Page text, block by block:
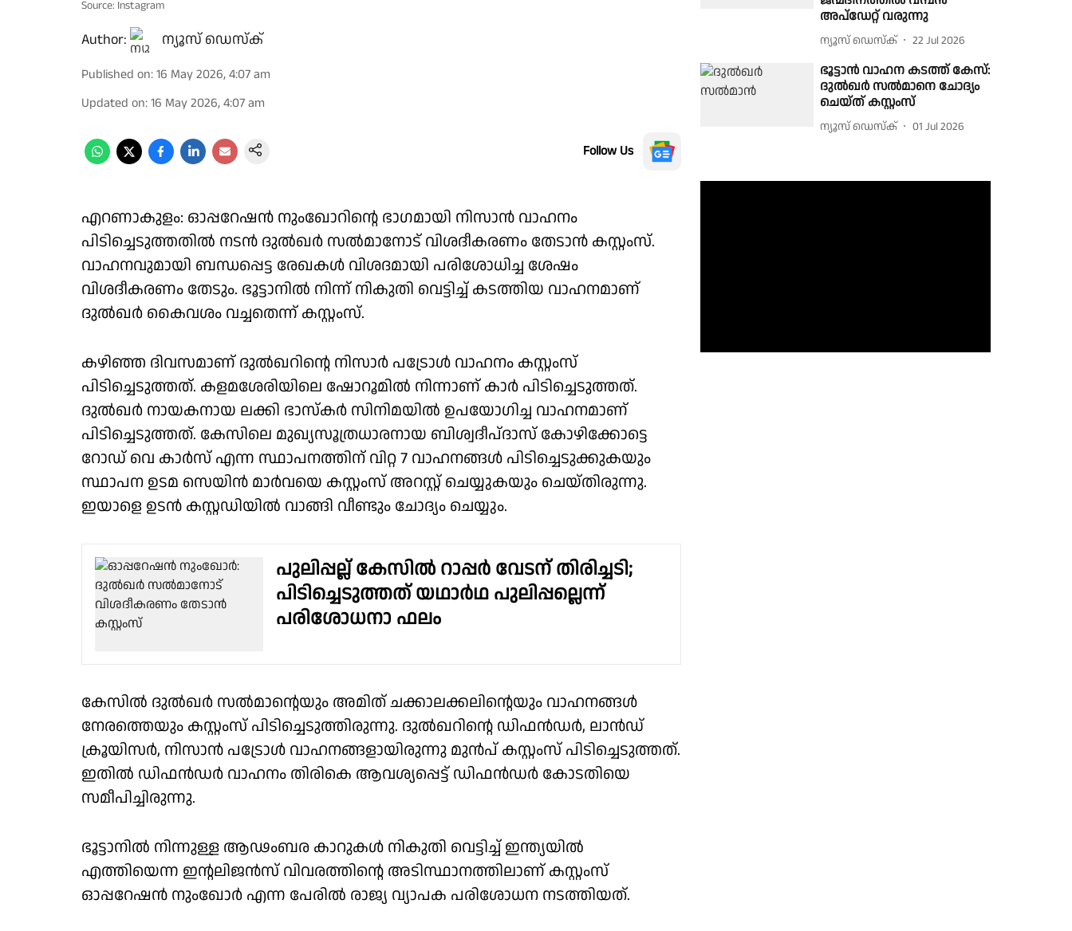
Source: Instagram
Author: ന്യൂസ് ഡെസ്ക്
Published on:16 May 2026, 4:07 am
Updated on:16 May 2026, 4:07 am
Follow Us
എറണാകുളം: ഓപ്പറേഷൻ നുംഖോറിന്റെ ഭാഗമായി നിസാൻ വാഹനം
പിടിച്ചെടുത്തതിൽ നടൻ ദുൽഖർ സൽമാനോട് വിശദീകരണം തേടാൻ കസ്റ്റംസ്.
വാഹനവുമായി ബന്ധപ്പെട്ട രേഖകൾ വിശദമായി പരിശോധിച്ച ശേഷം
വിശദീകരണം തേടും. ഭൂട്ടാനിൽ നിന്ന് നികുതി വെട്ടിച്ച് കടത്തിയ വാഹനമാണ്
ദുൽഖർ കൈവശം വച്ചതെന്ന് കസ്റ്റംസ്.
കഴിഞ്ഞ ദിവസമാണ് ദുൽഖറിൻ്റെ നിസാർ പട്രോൾ വാഹനം കസ്റ്റംസ്
പിടിച്ചെടുത്തത്. കളമശേരിയിലെ ഷോറൂമിൽ നിന്നാണ് കാർ പിടിച്ചെടുത്തത്.
ദുൽഖർ നായകനായ ലക്കി ഭാസ്കർ സിനിമയിൽ ഉപയോഗിച്ച വാഹനമാണ്
പിടിച്ചെടുത്തത്. കേസിലെ മുഖ്യസൂത്രധാരനായ ബിശ്വദീപ്ദാസ് കോഴിക്കോട്ടെ
റോഡ് വെ കാർസ് എന്ന സ്ഥാപനത്തിന് വിറ്റ 7 വാഹനങ്ങൾ പിടിച്ചെടുക്കുകയും
സ്ഥാപന ഉടമ സെയിന്‍ മാർവയെ കസ്റ്റംസ് അറസ്റ്റ് ചെയ്യുകയും ചെയ്തിരുന്നു.
ഇയാളെ ഉടൻ കസ്റ്റഡിയിൽ വാങ്ങി വീണ്ടും ചോദ്യം ചെയ്യും.
പുലിപ്പല്ല് കേസിൽ റാപ്പർ വേടന് തിരിച്ചടി;
പിടിച്ചെടുത്തത് യഥാർഥ പുലിപ്പല്ലെന്ന്
പരിശോധനാ ഫലം
കേസിൽ ദുൽഖർ സൽമാന്റെയും അമിത് ചക്കാലക്കലിന്റെയും വാഹനങ്ങൾ
നേരത്തെയും കസ്റ്റംസ് പിടിച്ചെടുത്തിരുന്നു. ദുൽഖറിന്റെ ഡിഫൻഡർ, ലാൻഡ്
ക്രൂയിസർ, നിസാൻ പട്രോൾ വാഹനങ്ങളായിരുന്നു മുൻപ് കസ്റ്റംസ് പിടിച്ചെടുത്തത്.
ഇതിൽ ഡിഫൻഡർ വാഹനം തിരികെ ആവശ്യപ്പെട്ട് ഡിഫൻഡർ കോടതിയെ
സമീപിച്ചിരുന്നു.
ഭൂട്ടാനില്‍ നിന്നുള്ള ആഢംബര കാറുകള്‍ നികുതി വെട്ടിച്ച് ഇന്ത്യയില്‍
എത്തിയെന്ന ഇന്റലിജന്‍സ്‌ വിവരത്തിന്റെ അടിസ്ഥാനത്തിലാണ് കസ്റ്റംസ്
ഓപ്പറേഷൻ നുംഖോർ എന്ന പേരിൽ രാജ്യ വ്യാപക പരിശോധന നടത്തിയത്.
അപ്ഡേറ്റ് വരുന്നു
ന്യൂസ് ഡെസ്ക് 22 Jul 2026
ഭൂട്ടാൻ വാഹന കടത്ത് കേസ്:
ദുൽഖർ സൽമാനെ ചോദ്യം
ചെയ്ത് കസ്റ്റംസ്
ന്യൂസ് ഡെസ്ക് 01 Jul 2026